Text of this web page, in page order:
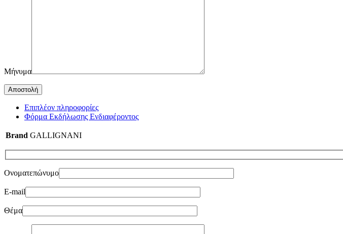
Μήνυμα
Επιπλέον πληροφορίες
Φόρμα Εκδήλωσης Ενδιαφέροντος
Brand GALLIGNANI
Ονοματεπώνυμο
E-mail
Θέμα